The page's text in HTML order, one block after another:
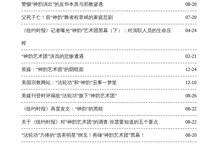
警惕“神韵演出”的反华本质与邪教渗透 08-20
父死子亡！前“神韵”舞者程章斌的家庭悲剧 07-20
《纽约时报》记者曝光“神韵”艺术团黑幕（下）：对演职人员的生命压
榨
04-24
“神韵艺术团”演员的悲惨遭遇 02-21
英媒：“神韵艺术团”的阴暗面 12-24
美国宗教网站：“法轮功”和“神韵”丑事一箩筐 12-10
美媒刊登时评揭批“法轮功”旗下“神韵艺术团” 08-26
《纽约时报》再度发文：“神韵”的黑暗 08-22
关于《纽约时报》对“神韵艺术团”的调查 你需要知道的五个要点 08-22
“法轮功”力捧的“选美明星”倒戈！再锤“神韵艺术团”黑幕！ 08-20